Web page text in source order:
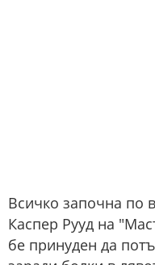
Всичко започна по
Каспер Рууд на
бе принуден да